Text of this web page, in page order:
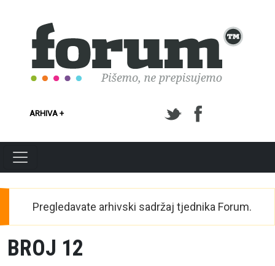
ARHIVA +
Pregledavate arhivski sadržaj tjednika Forum.
BROJ 12